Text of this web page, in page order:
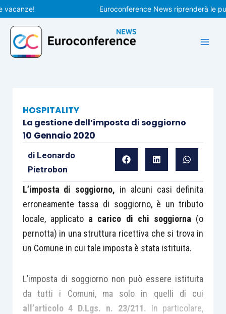
Vai
al
contenuto
Euroconference News riprenderà le
HOSPITALITY
La gestione dell’imposta di soggiorno
10 Gennaio 2020
di Leonardo
Pietrobon
L’imposta di soggiorno, in alcuni casi definita
erroneamente tassa di soggiorno, è un tributo
locale, applicato a carico di chi soggiorna (o
pernotta) in una struttura ricettiva che si trova in
un Comune in cui tale imposta è stata istituita.
L’imposta di soggiorno non può essere istituita
da tutti i Comuni, ma solo in quelli di cui
all’articolo 4 D.Lgs. n. 23/211. In particolare,